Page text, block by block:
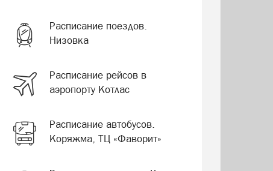
Расписание поездов.
Низовка
Расписание рейсов в
аэропорту Котлас
Расписание автобусов.
Коряжма, ТЦ «Фаворит»